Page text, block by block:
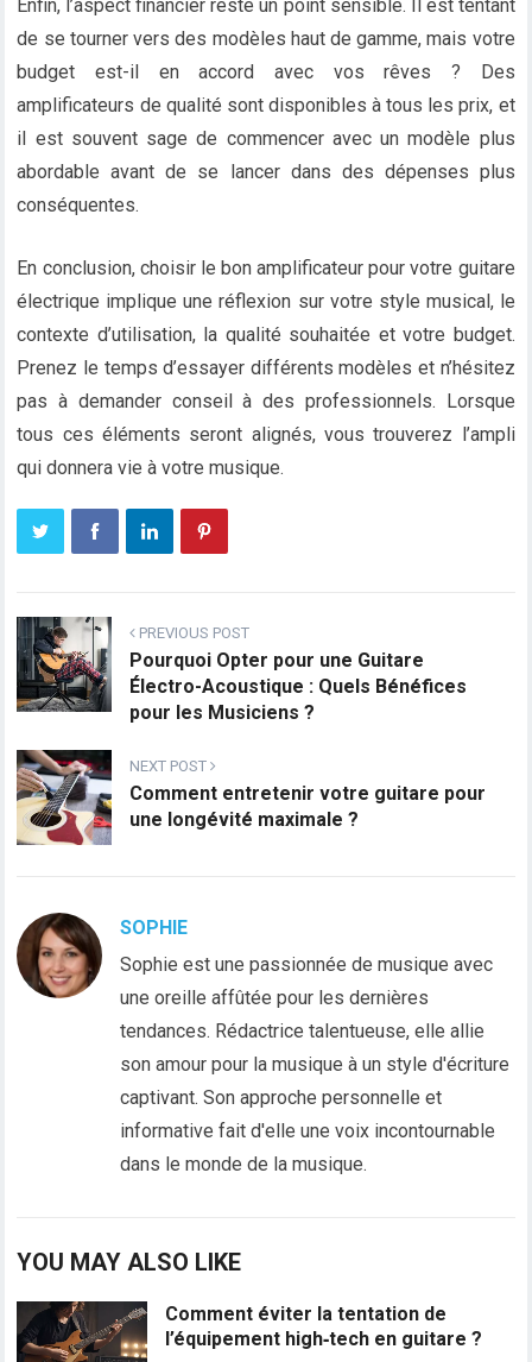
Enfin, l’aspect financier reste un point sensible. Il est tentant
de se tourner vers des modèles haut de gamme, mais votre
budget est-il en accord avec vos rêves ? Des
amplificateurs de qualité sont disponibles à tous les prix, et
il est souvent sage de commencer avec un modèle plus
abordable avant de se lancer dans des dépenses plus
conséquentes.
En conclusion, choisir le bon amplificateur pour votre guitare
électrique implique une réflexion sur votre style musical, le
contexte d’utilisation, la qualité souhaitée et votre budget.
Prenez le temps d’essayer différents modèles et n’hésitez
pas à demander conseil à des professionnels. Lorsque
tous ces éléments seront alignés, vous trouverez l’ampli
qui donnera vie à votre musique.
PREVIOUS POST
Pourquoi Opter pour une Guitare
Électro-Acoustique : Quels Bénéfices
pour les Musiciens ?
NEXT POST
Comment entretenir votre guitare pour
une longévité maximale ?
SOPHIE
Sophie est une passionnée de musique avec
une oreille affûtée pour les dernières
tendances. Rédactrice talentueuse, elle allie
son amour pour la musique à un style d'écriture
captivant. Son approche personnelle et
informative fait d'elle une voix incontournable
dans le monde de la musique.
YOU MAY ALSO LIKE
Comment éviter la tentation de
l’équipement high‑tech en guitare ?